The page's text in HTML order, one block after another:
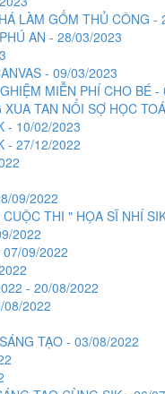
LÀM GỐM THỦ CÔNG -
AN - 28/03/2023
- 09/03/2023
MIỄN PHÍ CHO BÉ -
TAN NỔI SỢ HỌC
- 10/02/2023
- 27/12/2022
09/2022
THI " HỌA SĨ NHÍ
2022
09/2022
- 20/08/2022
08/2022
TẠO - 03/08/2022